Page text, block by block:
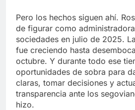
Pero los hechos siguen ahí.
de figurar como
sociedades en julio de 2025.
fue creciendo hasta
octubre. Y durante todo ese
oportunidades de sobra para
claras, tomar decisiones y
transparencia ante los
hizo.